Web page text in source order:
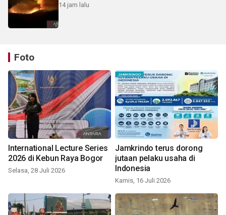
14 jam lalu
Foto
International Lecture Series
2026 di Kebun Raya Bogor
Selasa, 28 Juli 2026
Jamkrindo terus dorong
jutaan pelaku usaha di
Indonesia
Kamis, 16 Juli 2026